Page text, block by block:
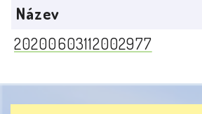
Název
20200603112002977